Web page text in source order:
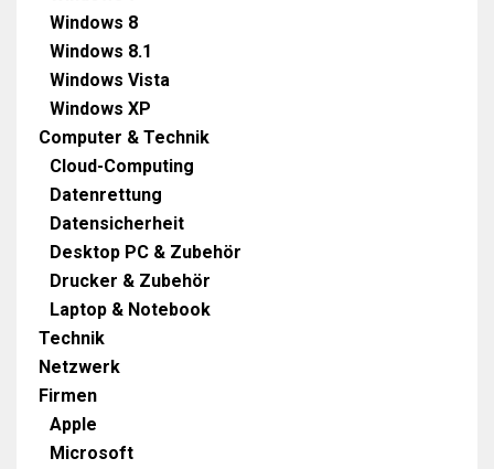
Windows 8
Windows 8.1
Windows Vista
Windows XP
Computer & Technik
Cloud-Computing
Datenrettung
Datensicherheit
Desktop PC & Zubehör
Drucker & Zubehör
Laptop & Notebook
Technik
Netzwerk
Firmen
Apple
Microsoft